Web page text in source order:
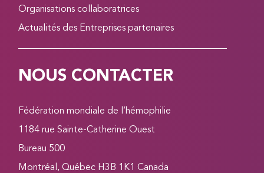
Organisations collaboratrices
Actualités des Entreprises partenaires
NOUS CONTACTER
Fédération mondiale de l’hémophilie
1184 rue Sainte-Catherine Ouest
Bureau 500
Montréal, Québec H3B 1K1 Canada